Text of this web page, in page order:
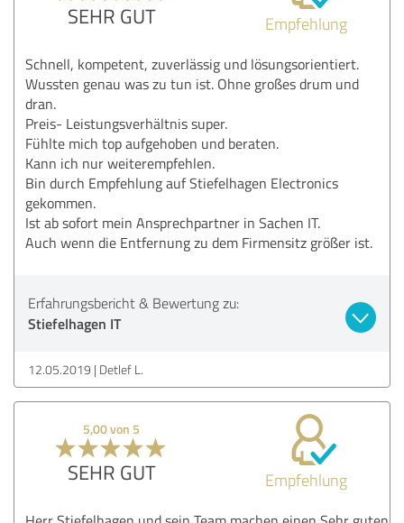
SEHR GUT Empfehlung
Schnell, kompetent, zuverlässig und lösungsorientiert.
Wussten genau was zu tun ist. Ohne großes drum und
dran.
Preis- Leistungsverhältnis super.
Fühlte mich top aufgehoben und beraten.
Kann ich nur weiterempfehlen.
Bin durch Empfehlung auf Stiefelhagen Electronics
gekommen.
Ist ab sofort mein Ansprechpartner in Sachen IT.
Auch wenn die Entfernung zu dem Firmensitz größer ist.
Erfahrungsbericht & Bewertung zu:
Stiefelhagen IT
12.05.2019 Detlef L.
5,00 von 5
SEHR GUT Empfehlung